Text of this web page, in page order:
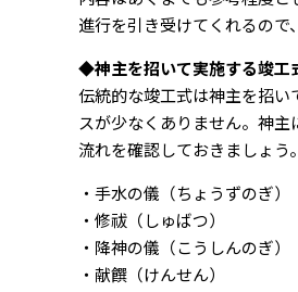
進行を引き受けてくれるので
◆神主を招いて実施する竣工
伝統的な竣工式は神主を招い
スが少なくありません。神
流れを確認しておきましょう。
・手水の儀（ちょうずの
・修祓（しゅばつ）
・降神の儀（こうしんの
・献饌（けんせん）